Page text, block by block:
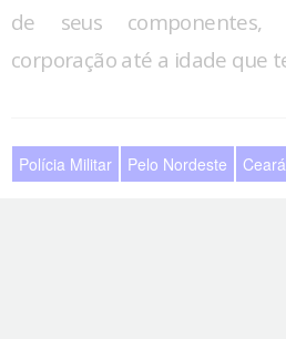
de seus
corporação até a idade que
Polícia Militar Pelo Nordeste Ceará